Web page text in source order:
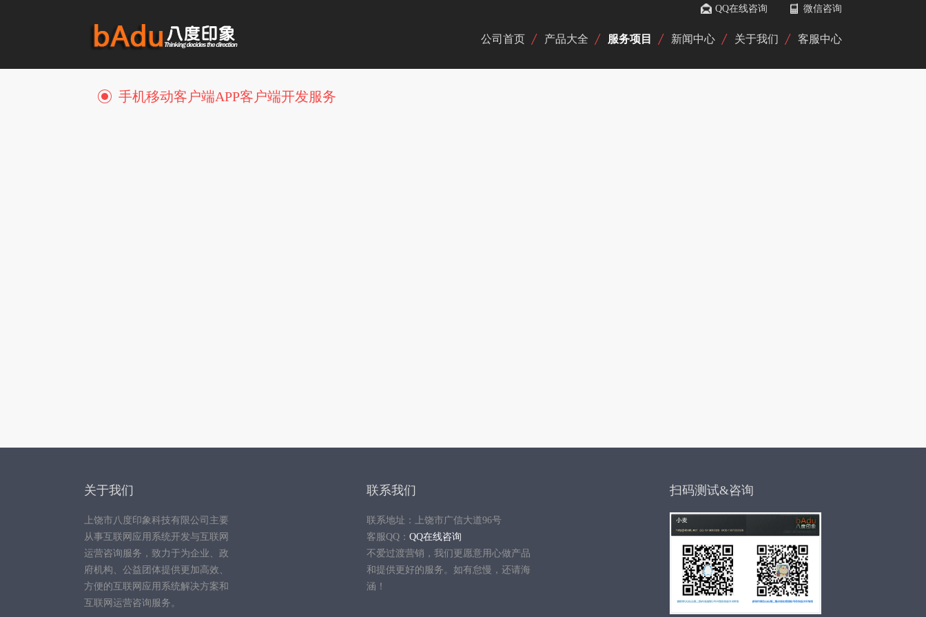
QQ在线咨询 微信咨询
公司首页 产品大全 服务项目 新闻中心 关于我们 客服中心
手机移动客户端APP客户端开发服务
关于我们
上饶市八度印象科技有限公司主要
从事互联网应用系统开发与互联网
运营咨询服务，致力于为企业、政
府机构、公益团体提供更加高效、
方便的互联网应用系统解决方案和
互联网运营咨询服务。
联系我们
联系地址：上饶市广信大道96号
客服QQ： QQ在线咨询
不爱过渡营销，我们更愿意用心做产品
和提供更好的服务。如有怠慢，还请海
涵！
扫码测试&咨询